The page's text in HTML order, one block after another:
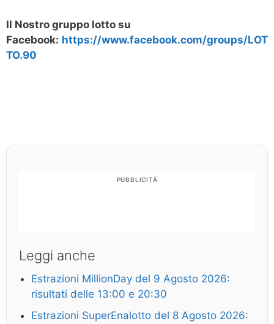
Il Nostro gruppo lotto su
Facebook: https://www.facebook.com/groups/LOT
TO.90
PUBBLICITÀ
Leggi anche
Estrazioni MillionDay del 9 Agosto 2026:
risultati delle 13:00 e 20:30
Estrazioni SuperEnalotto del 8 Agosto 2026: